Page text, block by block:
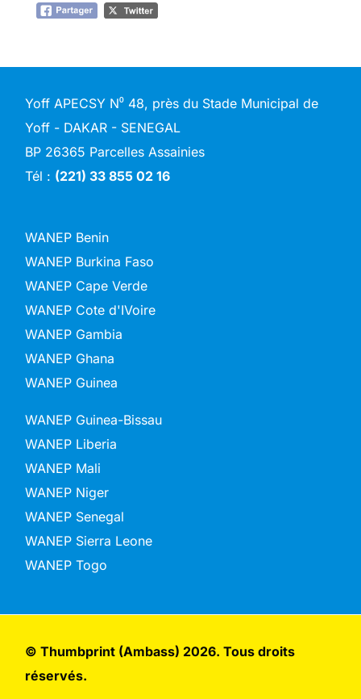
Yoff APECSY N⁰ 48, près du Stade Municipal de
Yoff - DAKAR - SENEGAL
BP 26365 Parcelles Assainies
Tél : (221) 33 855 02 16
WANEP Benin
WANEP Burkina Faso
WANEP Cape Verde
WANEP Cote d'IVoire
WANEP Gambia
WANEP Ghana
WANEP Guinea
WANEP Guinea-Bissau
WANEP Liberia
WANEP Mali
WANEP Niger
WANEP Senegal
WANEP Sierra Leone
WANEP Togo
© Thumbprint (Ambass) 2026. Tous droits
réservés.